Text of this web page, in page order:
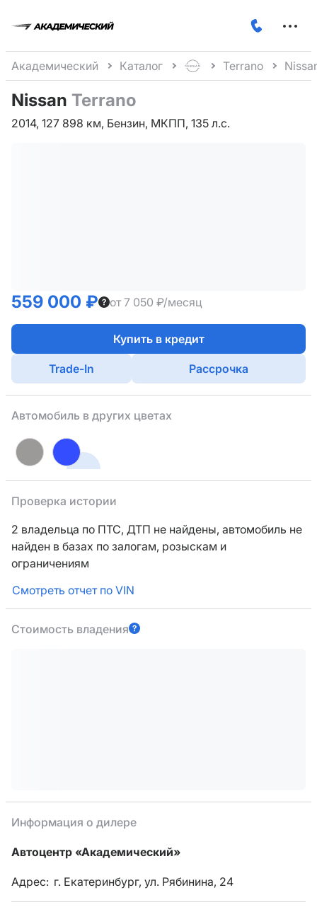
Академический Каталог Terrano
Nissan Terrano
2014, 127 898 км, Бензин, МКПП, 135 л.с.
559 000 ₽ от 7 050 ₽/месяц
Купить в кредит
Trade-In Рассрочка
Автомобиль в других цветах
Проверка истории
2 владельца по ПТС, ДТП не найдены, автомобиль не
найден в базах по залогам, розыскам и
ограничениям
Смотреть отчет по VIN
Стоимость владения
Информация о дилере
Автоцентр «Академический»
Адрес: г. Екатеринбург, ул. Рябинина, 24